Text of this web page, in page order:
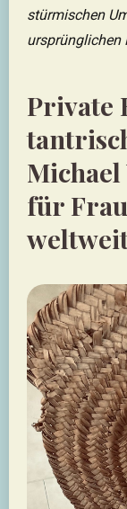
stürmischen
ursprünglichen
Private
für